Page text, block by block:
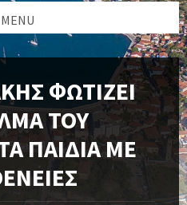
MENU
ΦΩΤΙΖΕΙ
ΤΟΥ
ΠΑΙΔΙΑ ΜΕ